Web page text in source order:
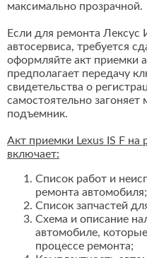
максимально прозрачной.
Если для ремонта
автосервиса, требуется
оформляйте акт приемки
предполагает передачу
свидетельства о
самостоятельно
подъемник.
Акт приемки Lexus IS F на
включает:
Список работ и
ремонта автомобиля;
Список запчастей
Схема и описание
автомобиле,
процессе ремонта;